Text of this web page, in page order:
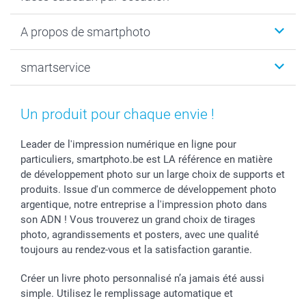
Tirage photo & agrandissement
MyNameBook
Stickers & Etiquettes
Calendrier photos & Agendas photo
Dénicheur d'idées cadeau
Anniversaire
Fin d'études
Naissance & baptême
Toussaint
Rentrée des classes
Communion
Saint-Valentin
Vacances
A propos de smartphoto
Durabilité
Conditions
Plaintes
Conditions générales
Vie privée
Gestion des cookies
Tarifs
Investisseurs
Droit de rétractation
smartservice
smartgarantie
smartfriends
Modes de paiement
Modes de livraison
Grandes Quantités
Statut de ma commande
Un produit pour chaque envie !
Leader de l'impression numérique en ligne pour
particuliers, smartphoto.be est LA référence en matière
de développement photo sur un large choix de supports et
produits. Issue d'un commerce de développement photo
argentique, notre entreprise a l'impression photo dans
son ADN ! Vous trouverez un grand choix de tirages
photo, agrandissements et posters, avec une qualité
toujours au rendez-vous et la satisfaction garantie.
Créer un livre photo personnalisé n’a jamais été aussi
simple. Utilisez le remplissage automatique et